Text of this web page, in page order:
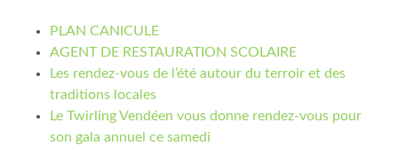
PLAN CANICULE
AGENT DE RESTAURATION SCOLAIRE
Les rendez-vous de l’été autour du terroir et des
traditions locales
Le Twirling Vendéen vous donne rendez-vous pour
son gala annuel ce samedi